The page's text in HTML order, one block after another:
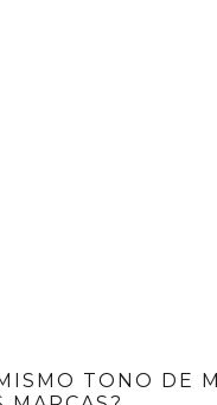
TONO DE